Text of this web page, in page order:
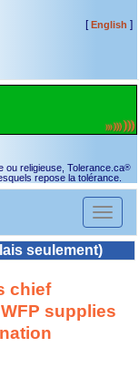
[English ]
ou religieuse, Tolerance.ca®
repose la tolérance.
Toggle
seulement)
chief
supplies